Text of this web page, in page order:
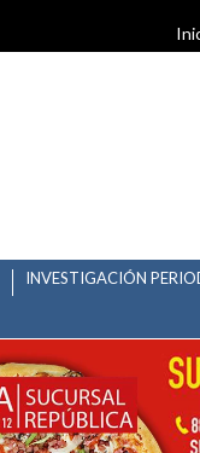
INVESTIGACIÓN